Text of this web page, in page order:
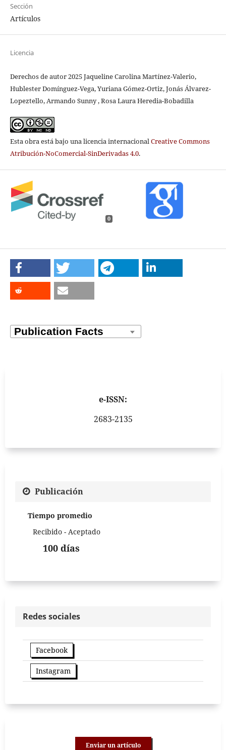
Sección
Artículos
Licencia
Derechos de autor 2025 Jaqueline Carolina Martínez-Valerio,
Hublester Domínguez-Vega, Yuriana Gómez-Ortiz, Jonás Álvarez-
Lopeztello, Armando Sunny , Rosa Laura Heredia-Bobadilla
Esta obra está bajo una licencia internacional Creative Commons
Atribución-NoComercial-SinDerivadas 4.0.
0
e-ISSN:
2683-2135
Publicación
Tiempo promedio
Recibido - Aceptado
100 días
Redes sociales
Facebook
Instagram
Enviar un artículo